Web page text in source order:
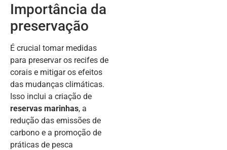
Importância da
preservação
É crucial tomar medidas
para preservar os recifes de
corais e mitigar os efeitos
das mudanças climáticas.
Isso inclui a criação de
reservas marinhas, a
redução das emissões de
carbono e a promoção de
práticas de pesca